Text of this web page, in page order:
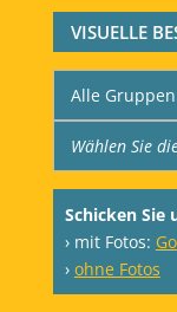
VISUELLE
Schicken Sie
› mit Fotos:
› ohne Fotos